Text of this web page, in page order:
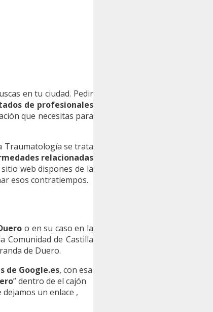
en tu ciudad. Pedir
de profesionales
que necesitas para
Traumatología se trata
relacionadas
web dispones de la
esos contratiempos.
o en su caso en la
Comunidad de Castilla
de Duero.
de Google.es, con esa
” dentro de el cajón
un enlace ,